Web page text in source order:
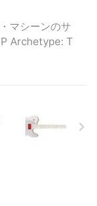
マシーンのサ
Archetype: T